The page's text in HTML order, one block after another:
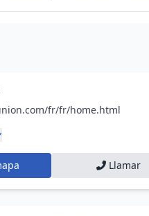
fr/fr/home.html
Llamar